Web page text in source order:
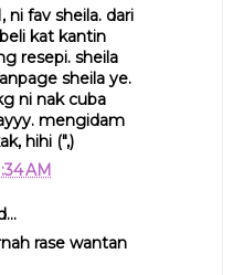
ni fav sheila. dari
kat kantin
resepi. sheila
sheila ye.
ni nak cuba
mengidam
hihi (",)
AM
rase wantan